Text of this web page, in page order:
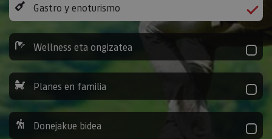
Gastro y enoturismo
Wellness eta ongizatea
Planes en familia
Donejakue bidea